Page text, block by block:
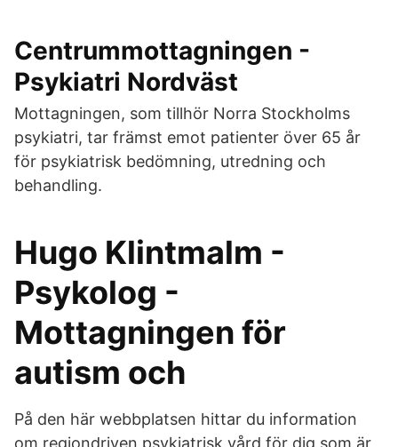
Centrummottagningen -
Psykiatri Nordväst
Mottagningen, som tillhör Norra Stockholms
psykiatri, tar främst emot patienter över 65 år
för psykiatrisk bedömning, utredning och
behandling.
Hugo Klintmalm -
Psykolog -
Mottagningen för
autism och
På den här webbplatsen hittar du information
om regiondriven psykiatrisk vård för dig som är